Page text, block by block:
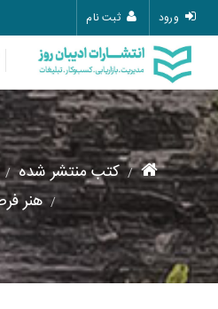
ورود ثبت نام
کتب منتشر شده
هنر